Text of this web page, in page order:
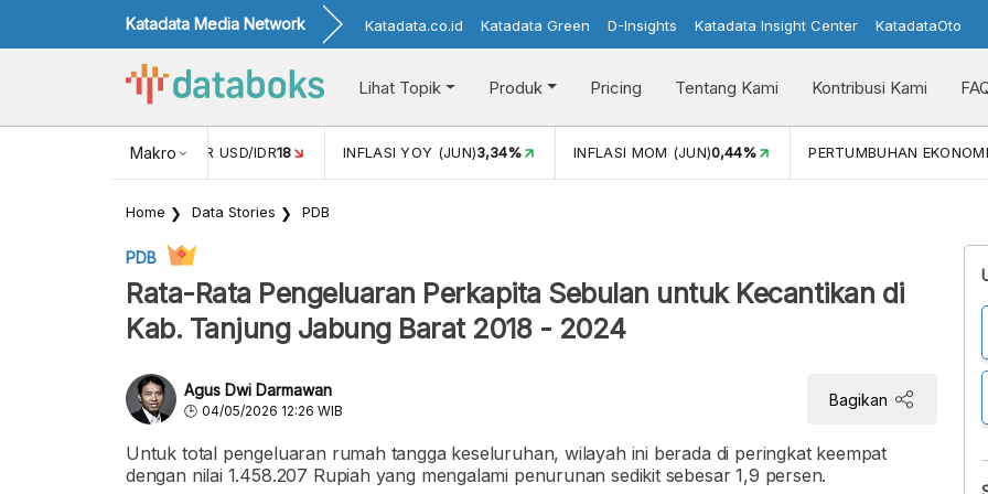
Katadata Media Network Katadata.co.id Katadata Green D-Insights Katadata Insight Center KatadataOto
Lihat Topik Produk Pricing Tentang Kami Kontribusi Kami
Makro
NILAI TUKAR USD/IDR18 INFLASI YOY (JUN)3,34% INFLASI MOM (JUN)0,44% PERTUMBUHAN EKONOMI
Home Data Stories PDB
PDB
Rata-Rata Pengeluaran Perkapita Sebulan untuk Kecantikan di
Kab. Tanjung Jabung Barat 2018 - 2024
Agus Dwi Darmawan
04/05/2026 12:26 WIB
Bagikan
Untuk total pengeluaran rumah tangga keseluruhan, wilayah ini berada di peringkat keempat
dengan nilai 1.458.207 Rupiah yang mengalami penurunan sedikit sebesar 1,9 persen.